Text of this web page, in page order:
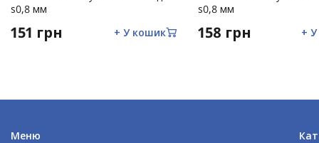
Ремонт виробів некваліфікованими особами, внесення
Ушкодження, що виникли внаслідок дії обставин
s0,8 мм
151 грн + У кошик
s0,8 мм
158 грн +
Меню